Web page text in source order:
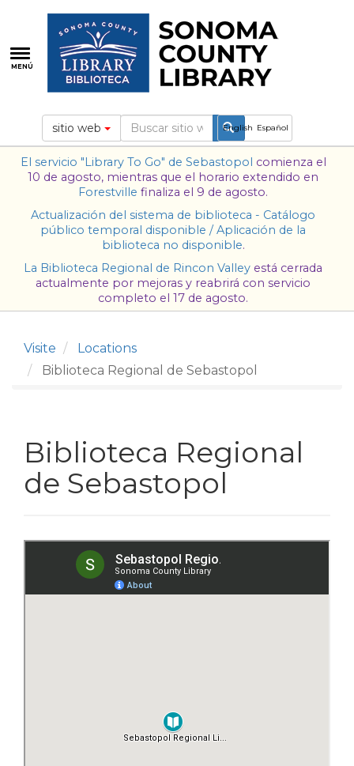
contenido
principal
MENÚ
English Español
sitio web
El servicio "Library To Go" de Sebastopol comienza el
10 de agosto, mientras que el horario extendido en
Forestville finaliza el 9 de agosto.
Actualización del sistema de biblioteca - Catálogo
público temporal disponible / Aplicación de la
biblioteca no disponible.
La Biblioteca Regional de Rincon Valley está cerrada
actualmente por mejoras y reabrirá con servicio
completo el 17 de agosto.
Visite
Locations
Biblioteca Regional de Sebastopol
Biblioteca Regional
de Sebastopol